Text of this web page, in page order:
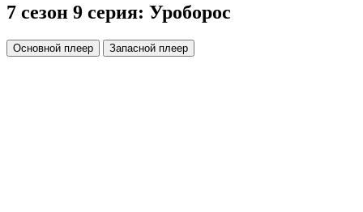
7 сезон 9 серия: Уроборос
Основной плеер Запасной плеер